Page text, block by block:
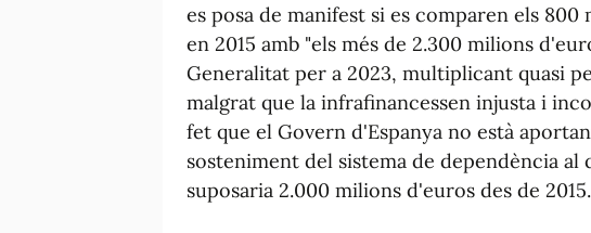
es posa de manifest si es comparen els
en 2015 amb "els més de 2.300 milions
Generalitat per a 2023, multiplicant quasi
malgrat que la infrafinancessen injusta i
fet que el Govern d'Espanya no està
sosteniment del sistema de dependència al
suposaria 2.000 milions d'euros des de 2015.